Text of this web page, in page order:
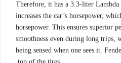
Therefore, it has a 3.3-liter
increases the car’s horsepower,
horsepower. This ensures superior
smoothness even during long trips,
being sensed when one sees it.